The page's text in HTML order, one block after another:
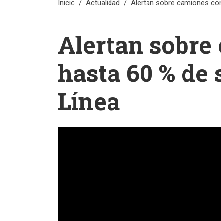
Inicio Actualidad Alertan sobre camiones
Alertan sobre
hasta 60 % de
Línea